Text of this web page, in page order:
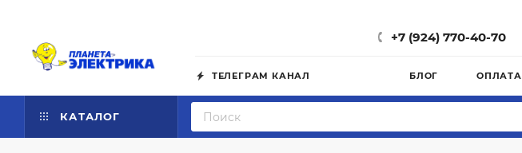
+7 (924) 770-40-70
ТЕЛЕГРАМ КАНАЛ БЛОГ ОПЛАТА
КАТАЛОГ